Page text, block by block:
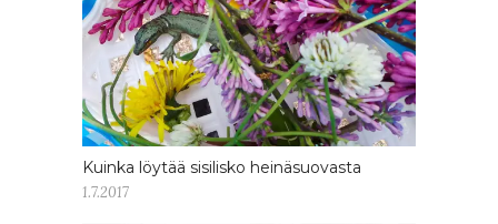
Kuinka löytää sisilisko heinäsuovasta
1.7.2017